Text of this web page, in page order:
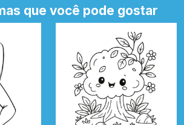
que você pode gostar